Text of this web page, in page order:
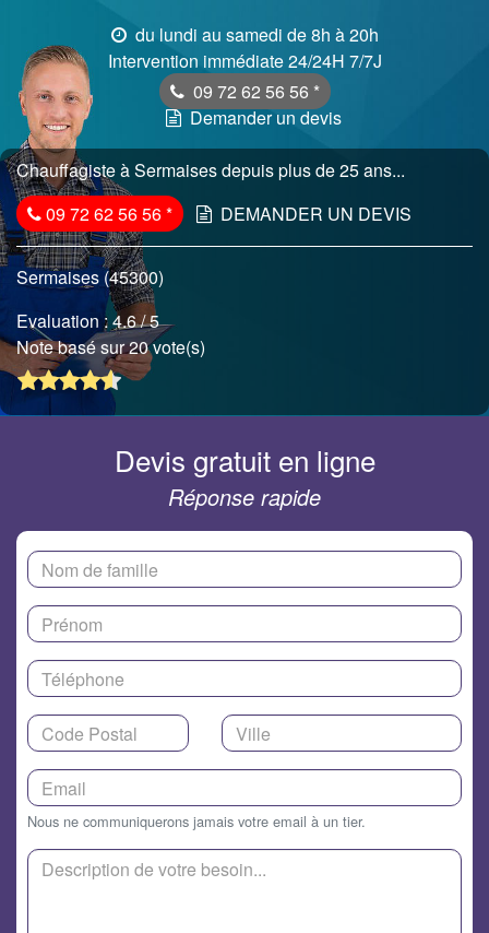
du lundi au samedi de 8h à 20h
Intervention immédiate 24/24H 7/7J
09 72 62 56 56 *
Demander un devis
Chauffagiste à Sermaises depuis plus de 25 ans...
09 72 62 56 56* DEMANDER UN DEVIS
Sermaises (45300)
Evaluation :4.6/ 5
Note basé sur 20 vote(s)
Devis gratuit en ligne
Réponse rapide
Nous ne communiquerons jamais votre email à un tier.